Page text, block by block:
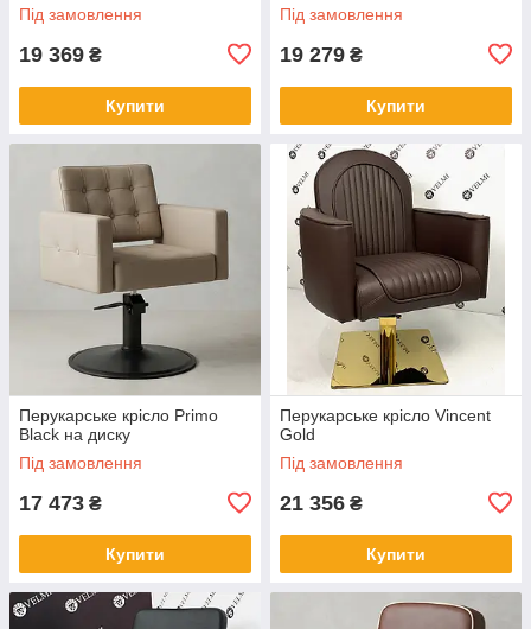
Під замовлення
19 369 ₴
Купити
Під замовлення
19 279 ₴
Купити
Перукарське крісло Primo
Black на диску
Під замовлення
17 473 ₴
Купити
Перукарське крісло Vincent
Gold
Під замовлення
21 356 ₴
Купити